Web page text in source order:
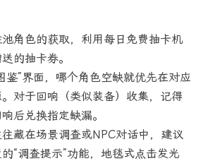
角色的获取，利用每日免费抽卡机
的抽卡券。
鉴”界面，哪个角色空缺就优先在对应
对于回响（类似装备）收集，记得
后兑换指定缺漏。
藏在场景调查或NPC对话中，建议
“调查提示”功能，地毯式点击发光